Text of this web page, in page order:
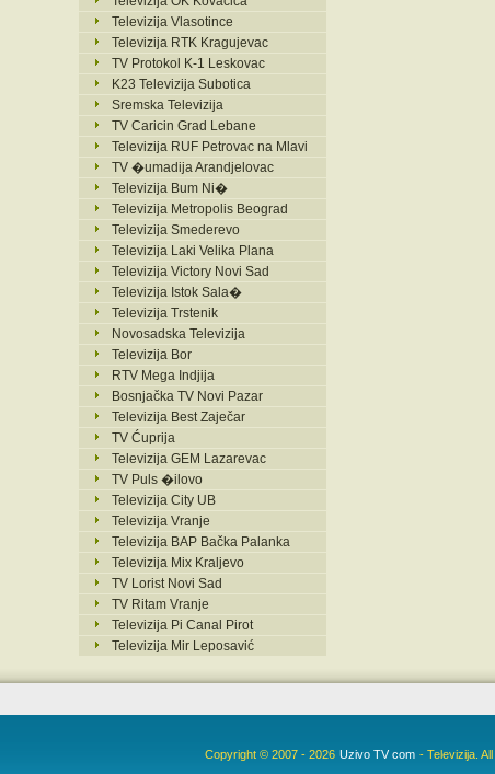
Televizija Vlasotince
Televizija RTK Kragujevac
TV Protokol K-1 Leskovac
K23 Televizija Subotica
Sremska Televizija
TV Caricin Grad Lebane
Televizija RUF Petrovac na Mlavi
TV �umadija Arandjelovac
Televizija Bum Ni�
Televizija Metropolis Beograd
Televizija Smederevo
Televizija Laki Velika Plana
Televizija Victory Novi Sad
Televizija Istok Sala�
Televizija Trstenik
Novosadska Televizija
Televizija Bor
RTV Mega Indjija
Bosnjačka TV Novi Pazar
Televizija Best Zaječar
TV Ćuprija
Televizija GEM Lazarevac
TV Puls �ilovo
Televizija City UB
Televizija Vranje
Televizija BAP Bačka Palanka
Televizija Mix Kraljevo
TV Lorist Novi Sad
TV Ritam Vranje
Televizija Pi Canal Pirot
Televizija Mir Leposavić
Copyright © 2007 - 2026 Uzivo TV com - Televizija.